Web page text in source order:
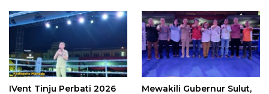
Perbati 2026
IVent Tinju Perbati 2026
Mewakili Gubernur Sulut,